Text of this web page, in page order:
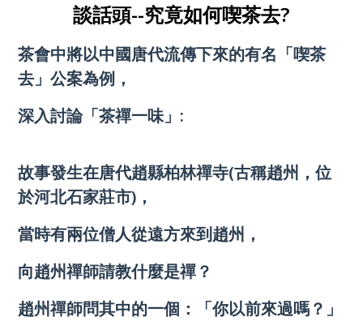
談話頭--究竟如何喫茶去?
茶會中將以中國唐代流傳下來的有名「喫茶
去」公案為例，
深入討論「茶禪一味」:
故事發生在唐代趙縣柏林禪寺(古稱趙州，位
於河北石家莊市)，
當時有兩位僧人從遠方來到趙州，
向趙州禪師請教什麼是禪？
趙州禪師問其中的一個：「你以前來過嗎？」